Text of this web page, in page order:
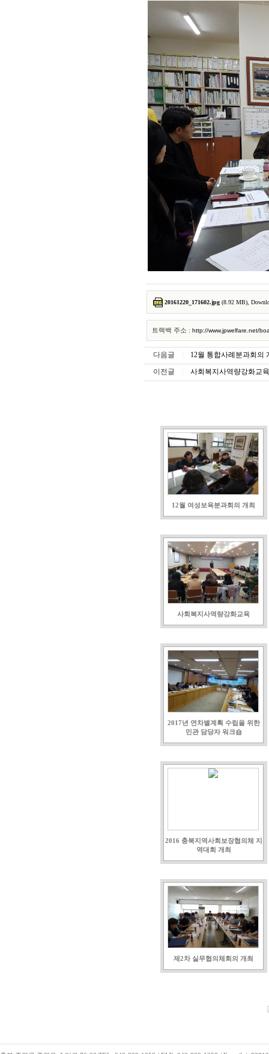
20161220_171602.jpg(8.92 MB),
트랙백 주소 : http://www.jpwelfare.net/
다음글 12월 통합사례분과회의
이전글 사회복지사역량강화교육
12월 여성보육분과회의 개최
사회복지사역량강화교육
2017년 연차별계획 수립을 위한
민관 담당자 워크숍
2016 충북지역사회보장협의체 지
역대회 개최
제2차 실무협의체회의 개최